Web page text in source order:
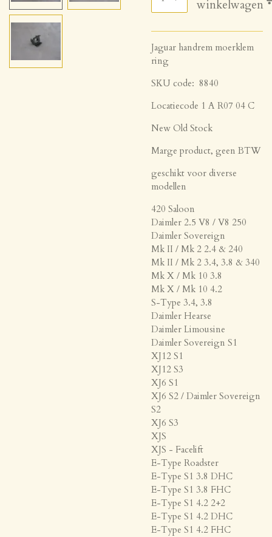
winkelwagen
Jaguar handrem moerklem
ring
SKU code: 8840
Locatiecode 1 A R07 04 C
New Old Stock
Marge product, geen BTW
geschikt voor diverse
modellen
420 Saloon
Daimler 2.5 V8 / V8 250
Daimler Sovereign
Mk II / Mk 2 2.4 & 240
Mk II / Mk 2 3.4, 3.8 & 340
Mk X / Mk 10 3.8
Mk X / Mk 10 4.2
S-Type 3.4, 3.8
Daimler Hearse
Daimler Limousine
Daimler Sovereign S1
XJ12 S1
XJ12 S3
XJ6 S1
XJ6 S2 / Daimler Sovereign
S2
XJ6 S3
XJS
XJS - Facelift
E-Type Roadster
E-Type S1 3.8 DHC
E-Type S1 3.8 FHC
E-Type S1 4.2 2+2
E-Type S1 4.2 DHC
E-Type S1 4.2 FHC